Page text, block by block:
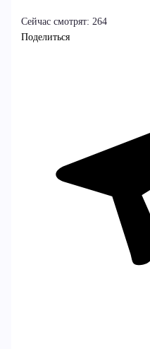
Сейчас смотрят: 264
Поделиться